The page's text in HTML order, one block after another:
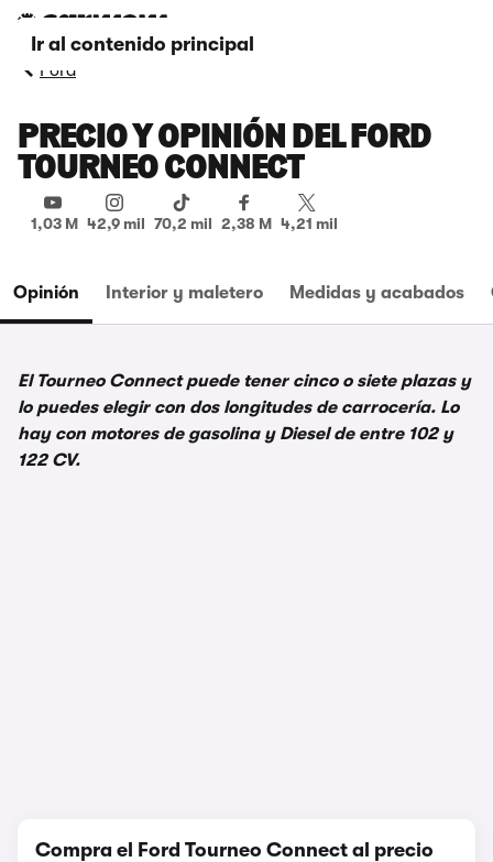
Ir al contenido principal
Ford
PRECIO Y OPINIÓN DEL FORD
TOURNEO CONNECT
1,03 M 42,9 mil 70,2 mil 2,38 M 4,21 mil
Opinión Interior y maletero Medidas y acabados
El Tourneo Connect puede tener cinco o siete plazas y
lo puedes elegir con dos longitudes de carrocería. Lo
hay con motores de gasolina y Diesel de entre 102 y
122 CV.
Compra el Ford Tourneo Connect al precio